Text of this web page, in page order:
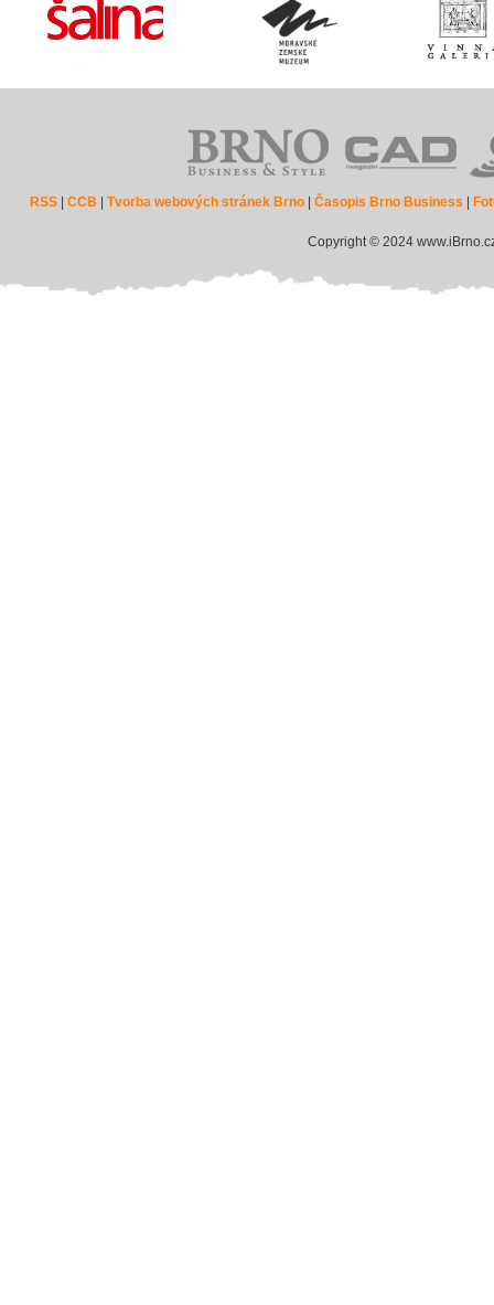
RSS |CCB |Tvorba webových stránek Brno |Časopis Brno Business
Copyright © 2024